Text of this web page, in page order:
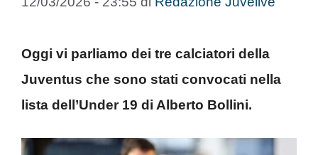
Oggi vi parliamo dei tre calciatori della
Juventus che sono stati convocati nella
lista dell’Under 19 di Alberto Bollini.